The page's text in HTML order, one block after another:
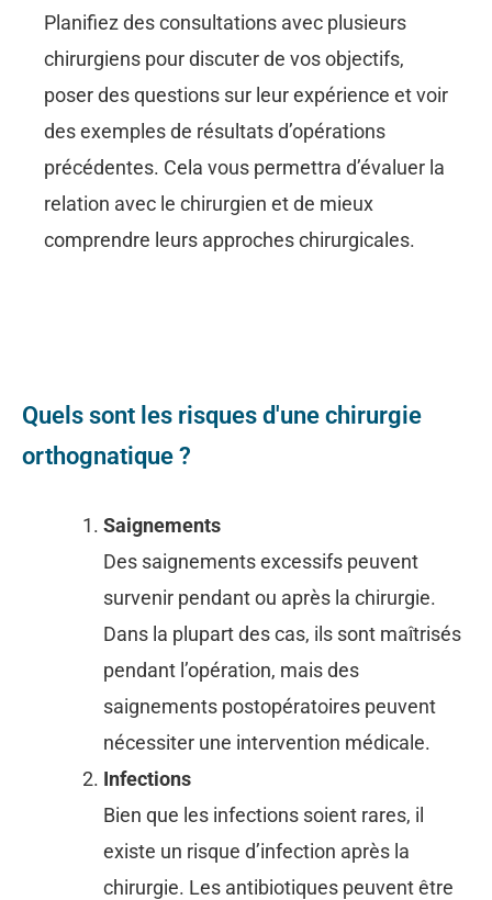
Planifiez des consultations avec plusieurs
chirurgiens pour discuter de vos objectifs,
poser des questions sur leur expérience et voir
des exemples de résultats d’opérations
précédentes. Cela vous permettra d’évaluer la
relation avec le chirurgien et de mieux
comprendre leurs approches chirurgicales.
Quels sont les risques d'une chirurgie
orthognatique ?
Saignements
Des saignements excessifs peuvent
survenir pendant ou après la chirurgie.
Dans la plupart des cas, ils sont maîtrisés
pendant l’opération, mais des
saignements postopératoires peuvent
nécessiter une intervention médicale.
Infections
Bien que les infections soient rares, il
existe un risque d’infection après la
chirurgie. Les antibiotiques peuvent être